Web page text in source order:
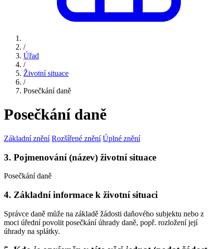
/
Úřad
/
Životní situace
/
Posečkání daně
Posečkání daně
Základní znění Rozšířené znění Úplné znění
3. Pojmenování (název) životní situace
Posečkání daně
4. Základní informace k životní situaci
Správce daně může na základě žádosti daňového subjektu nebo z
moci úřední povolit posečkání úhrady daně, popř. rozložení její
úhrady na splátky.